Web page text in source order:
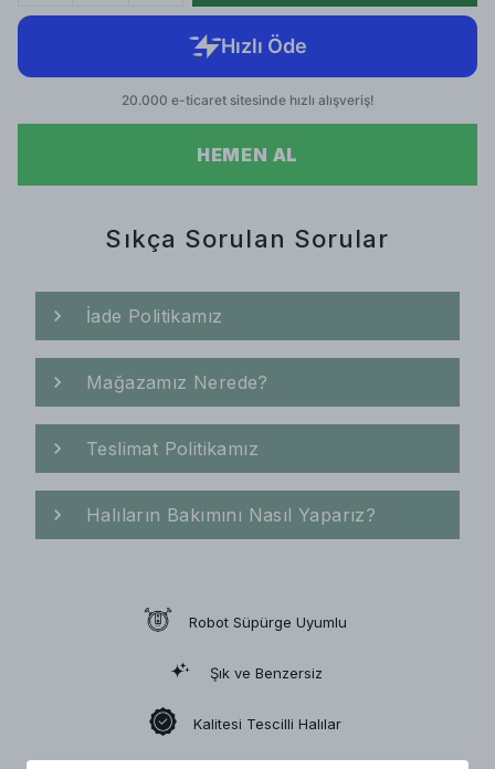
HEMEN AL
Sıkça Sorulan Sorular
İade Politikamız
Mağazamız Nerede?
Teslimat Politikamız
Halıların Bakımını Nasıl Yaparız?
Robot Süpürge Uyumlu
Şık ve Benzersiz
Kalitesi Tescilli Halılar